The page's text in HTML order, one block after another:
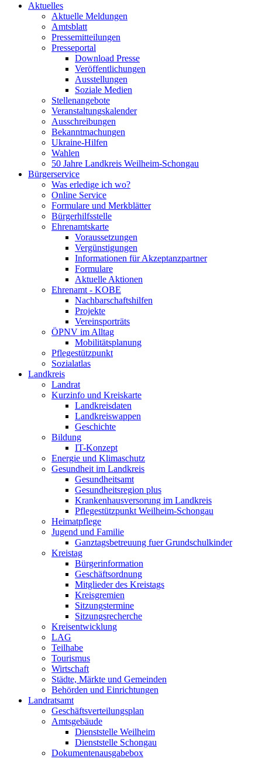
Aktuelles
Aktuelle Meldungen
Amtsblatt
Pressemitteilungen
Presseportal
Download Presse
Veröffentlichungen
Ausstellungen
Soziale Medien
Stellenangebote
Veranstaltungskalender
Ausschreibungen
Bekanntmachungen
Ukraine-Hilfen
Wahlen
50 Jahre Landkreis Weilheim-Schongau
Bürgerservice
Was erledige ich wo?
Online Service
Formulare und Merkblätter
Bürgerhilfsstelle
Ehrenamtskarte
Voraussetzungen
Vergünstigungen
Informationen für Akzeptanzpartner
Formulare
Aktuelle Aktionen
Ehrenamt - KOBE
Nachbarschaftshilfen
Projekte
Vereinsporträts
ÖPNV im Alltag
Mobilitätsplanung
Pflegestützpunkt
Sozialatlas
Landkreis
Landrat
Kurzinfo und Kreiskarte
Landkreisdaten
Landkreiswappen
Geschichte
Bildung
IT-Konzept
Energie und Klimaschutz
Gesundheit im Landkreis
Gesundheitsamt
Gesundheitsregion plus
Krankenhausversorung im Landkreis
Pflegestützpunkt Weilheim-Schongau
Heimatpflege
Jugend und Familie
Ganztagsbetreuung fuer Grundschulkinder
Kreistag
Bürgerinformation
Geschäftsordnung
Mitglieder des Kreistags
Kreisgremien
Sitzungstermine
Sitzungsrecherche
Kreisentwicklung
LAG
Teilhabe
Tourismus
Wirtschaft
Städte, Märkte und Gemeinden
Behörden und Einrichtungen
Landratsamt
Geschäftsverteilungsplan
Amtsgebäude
Dienststelle Weilheim
Dienststelle Schongau
Dokumentenausgabebox